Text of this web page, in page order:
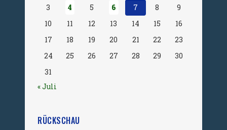
3
4 5 6 7 8
9
10
11 12 13 14 15
16
17
18 19 20 21 22
23
24
25 26 27 28 29
30
31
« Juli
RÜCKSCHAU